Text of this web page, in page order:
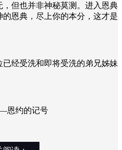
但也并非神秘莫测。进入恩典
恩典，尽上你的本分，这才是
经受洗和即将受洗的弟兄姊妹